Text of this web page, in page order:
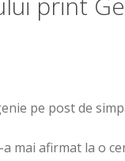
pe post de
mai afirmat la o